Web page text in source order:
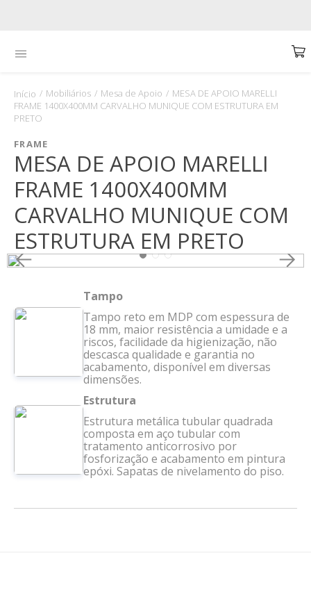
Mobiliários Mesa de Apoio
MESA DE APOIO MARELLI
FRAME 1400X400MM CARVALHO MUNIQUE COM ESTRUTURA EM
PRETO
FRAME
MESA DE APOIO MARELLI
FRAME 1400X400MM
CARVALHO MUNIQUE COM
ESTRUTURA EM PRETO
Tampo
Tampo reto em MDP com espessura de
18 mm, maior resistência a umidade e a
riscos, facilidade da higienização, não
descasca qualidade e garantia no
acabamento, disponível em diversas
dimensões.
Estrutura
Estrutura metálica tubular quadrada
composta em aço tubular com
tratamento anticorrosivo por
fosforização e acabamento em pintura
epóxi. Sapatas de nivelamento do piso.